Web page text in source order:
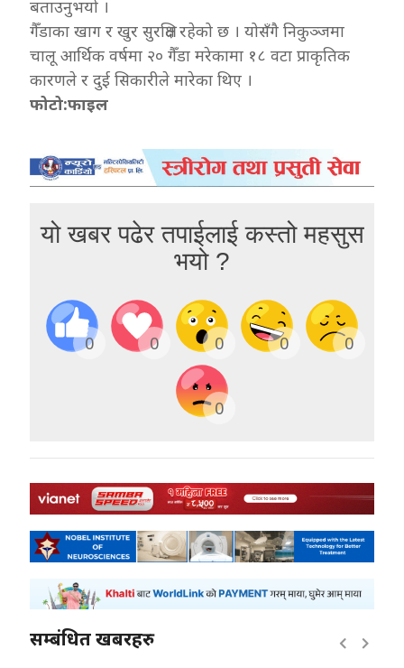
बताउनुभयो ।
गैँडाका खाग र खुर सुरक्षित रहेको छ । योसँगै निकुञ्जमा
चालू आर्थिक वर्षमा २० गैँडा मरेकामा १८ वटा प्राकृतिक
कारणले र दुई सिकारीले मारेका थिए ।
फोटो:फाइल
यो खबर पढेर तपाईलाई कस्तो महसुस
भयो ?
0 0 0 0 0
0
सम्बंधित खबरहरु